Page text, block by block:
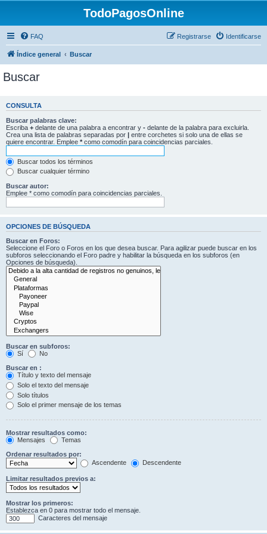
TodoPagosOnline
FAQ Identificarse
Registrarse
Índice general Buscar
Buscar
CONSULTA
Buscar palabras clave:
Escriba + delante de una palabra a encontrar y - delante de la palabra para excluirla.
Crea una lista de palabras separadas por | entre corchetes si solo una de ellas se
quiere encontrar. Emplee * como comodín para coincidencias parciales.
Buscar todos los términos
Buscar cualquier término
Buscar autor:
Emplee * como comodín para coincidencias parciales.
OPCIONES DE BÚSQUEDA
Buscar en Foros:
Seleccione el Foro o Foros en los que desea buscar. Para agilizar puede buscar en los
subforos seleccionando el Foro padre y habilitar la búsqueda en los subforos (en
Opciones de búsqueda).
Buscar en subforos:
Sí
No
Buscar en :
Título y texto del mensaje
Solo el texto del mensaje
Solo títulos
Solo el primer mensaje de los temas
Mostrar resultados como:
Mensajes
Temas
Ordenar resultados por:
Ascendente
Descendente
Limitar resultados previos a:
Mostrar los primeros:
Establezca en 0 para mostrar todo el mensaje.
Caracteres del mensaje